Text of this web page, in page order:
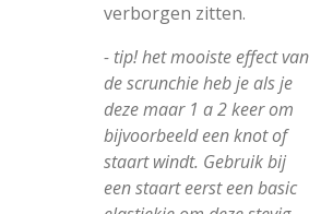
verborgen zitten.
- tip! het mooiste effect van
de scrunchie heb je als je
deze maar 1 a 2 keer om
bijvoorbeeld een knot of
staart windt. Gebruik bij
een staart eerst een basic